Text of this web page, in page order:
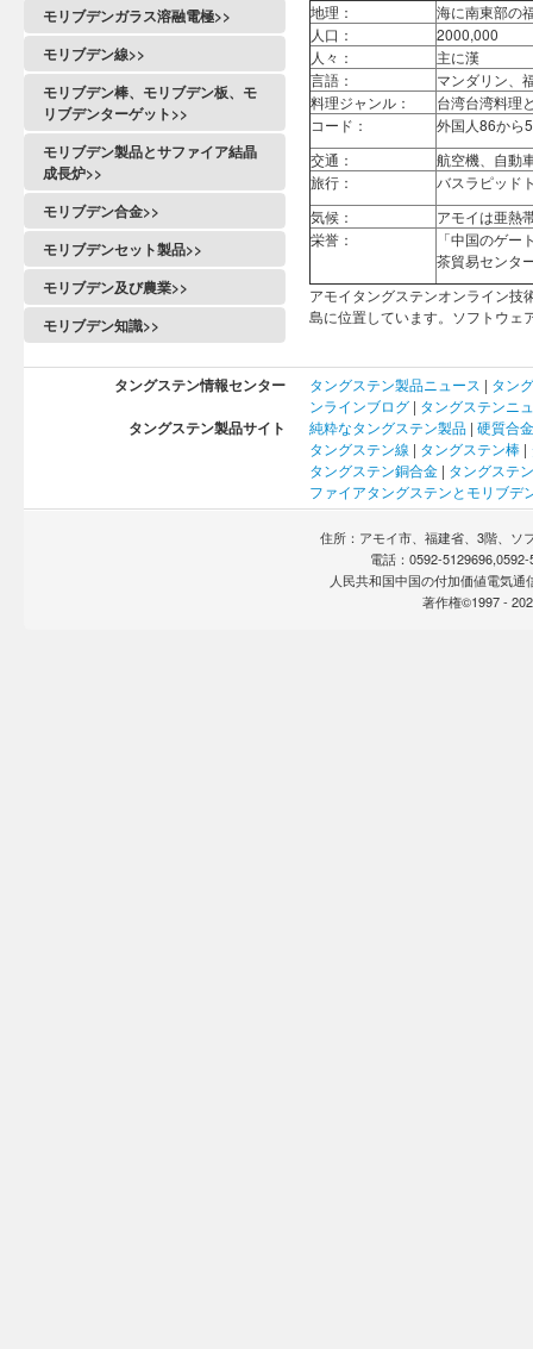
モリブデンガラス溶融電極>>
モリブデン線>>
モリブデン棒、モリブデン板、モ
リブデンターゲット>>
モリブデン製品とサファイア結晶
成長炉>>
モリブデン合金>>
モリブデンセット製品>>
モリブデン及び農業>>
モリブデン知識>>
地理：
海に南東部の
人口：
2000,000
人々：
主に漢
言語：
マンダリン、
料理ジャンル：
台湾台湾料理
コード：
外国人86から
交通：
航空機、自動
旅行：
バスラピッド
気候：
アモイは亜熱
栄誉：
「中国のゲ
茶貿易センタ
アモイタングステンオンライン
島に位置しています。ソフトウ
タングステン情報センター タングステン製品ニュース | タン
ンラインブログ | タングステンニ
タングステン製品サイト 純粋なタングステン製品 | 硬質合金
タングステン線 | タングステン棒 |
タングステン銅合金 | タングステ
ファイアタングステンとモリブデ
住所：アモイ市、福建省、3階、ソ
電話：0592-
人民共和国中国の付加価値電気通
著作権©1997 -